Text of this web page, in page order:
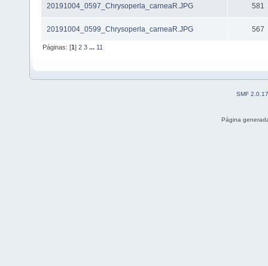
20191004_0597_Chrysoperla_carneaR.JPG 581
20191004_0599_Chrysoperla_carneaR.JPG 567
Páginas: [1]2 3 ...11
SMF 2.0.17
Página